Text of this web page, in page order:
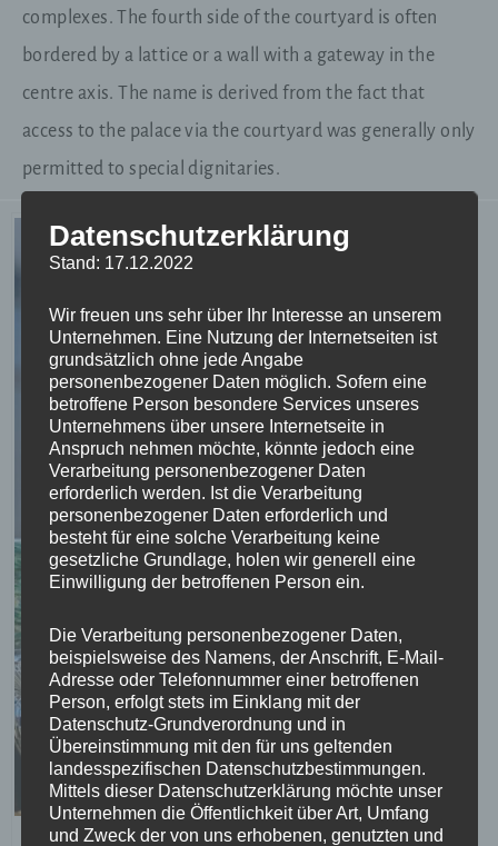
complexes. The fourth side of the courtyard is often
bordered by a lattice or a wall with a gateway in the
centre axis. The name is derived from the fact that
access to the palace via the courtyard was generally only
permitted to special dignitaries.
Christmas tree in the Leiderleitner Christmas exhibition at
Datenschutzerklärung
Stand: 17.12.2022
Wir freuen uns sehr über Ihr Interesse an unserem
Unternehmen. Eine Nutzung der Internetseiten ist
grundsätzlich ohne jede Angabe
personenbezogener Daten möglich. Sofern eine
betroffene Person besondere Services unseres
Unternehmens über unsere Internetseite in
Anspruch nehmen möchte, könnte jedoch eine
Verarbeitung personenbezogener Daten
erforderlich werden. Ist die Verarbeitung
personenbezogener Daten erforderlich und
besteht für eine solche Verarbeitung keine
gesetzliche Grundlage, holen wir generell eine
Einwilligung der betroffenen Person ein.
Die Verarbeitung personenbezogener Daten,
beispielsweise des Namens, der Anschrift, E-Mail-
Adresse oder Telefonnummer einer betroffenen
Person, erfolgt stets im Einklang mit der
Datenschutz-Grundverordnung und in
Übereinstimmung mit den für uns geltenden
landesspezifischen Datenschutzbestimmungen.
Mittels dieser Datenschutzerklärung möchte unser
Unternehmen die Öffentlichkeit über Art, Umfang
und Zweck der von uns erhobenen, genutzten und